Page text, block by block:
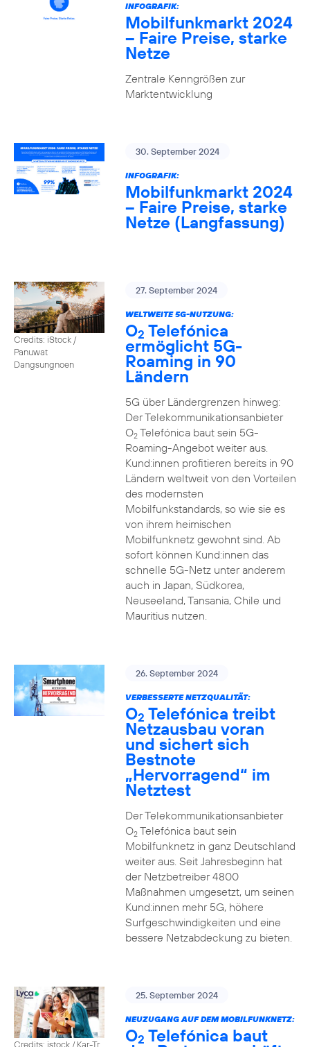
INFOGRAFIK:
Mobilfunkmarkt 2024
– Faire Preise, starke
Netze
Zentrale Kenngrößen zur
Marktentwicklung
30. September 2024
INFOGRAFIK:
Mobilfunkmarkt 2024
– Faire Preise, starke
Netze (Langfassung)
Credits: iStock /
Panuwat
Dangsungnoen
27. September 2024
WELTWEITE 5G-NUTZUNG:
O2 Telefónica
ermöglicht 5G-
Roaming in 90
Ländern
5G über Ländergrenzen hinweg:
Der Telekommunikationsanbieter
O2Telefónica baut sein 5G-
Roaming-Angebot weiter aus.
Kund:innen profitieren bereits in 90
Ländern weltweit von den Vorteilen
des modernsten
Mobilfunkstandards, so wie sie es
von ihrem heimischen
Mobilfunknetz gewohnt sind. Ab
sofort können Kund:innen das
schnelle 5G-Netz unter anderem
auch in Japan, Südkorea,
Neuseeland, Tansania, Chile und
Mauritius nutzen.
26. September 2024
VERBESSERTE NETZQUALITÄT:
O2 Telefónica treibt
Netzausbau voran
und sichert sich
Bestnote
„Hervorragend“ im
Netztest
Der Telekommunikationsanbieter
O2Telefónica baut sein
Mobilfunknetz in ganz Deutschland
weiter aus. Seit Jahresbeginn hat
der Netzbetreiber 4800
Maßnahmen umgesetzt, um seinen
Kund:innen mehr 5G, höhere
Surfgeschwindigkeiten und eine
bessere Netzabdeckung zu bieten.
Credits: istock / Kar-Tr
25. September 2024
NEUZUGANG AUF DEM MOBILFUNKNETZ:
O2 Telefónica baut